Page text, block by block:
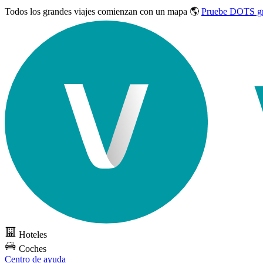
Todos los grandes viajes comienzan con un mapa 🌎 Pruebe DOTS
Hoteles
Coches
Centro de ayuda